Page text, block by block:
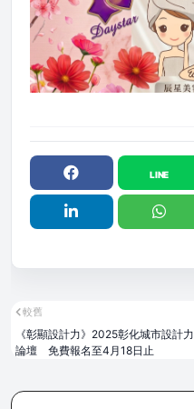
較舊
《彰顯設計力》2025彰化城市設計力
論壇 免費報名至4月18日止